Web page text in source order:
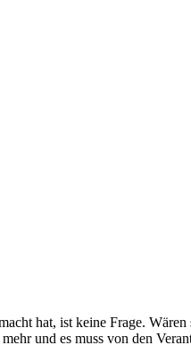
hat, ist keine Frage.
und es muss von den